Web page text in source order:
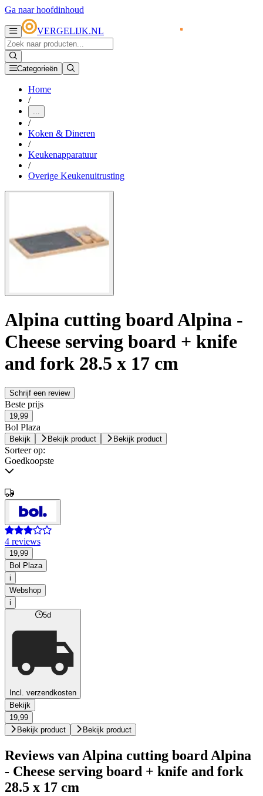
Ga naar hoofdinhoud
VERGELIJK.NL
Categorieën
Home
/
...
/
Koken & Dineren
/
Keukenapparatuur
/
Overige Keukenuitrusting
Alpina cutting board Alpina -
Cheese serving board + knife
and fork 28.5 x 17 cm
Schrijf een review
Beste prijs
19,99
Bol Plaza
Bekijk Bekijk product Bekijk product
Sorteer op:
Goedkoopste
4 reviews
19,99
Bol Plaza
i
Webshop
i
5d
Incl. verzendkosten
Bekijk
19,99
Bekijk product
Bekijk product
Reviews van Alpina cutting board Alpina
- Cheese serving board + knife and fork
28.5 x 17 cm